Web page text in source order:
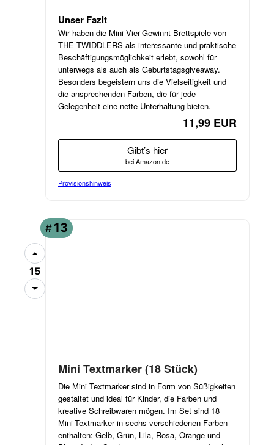
Unser Fazit
Wir haben die Mini Vier-Gewinnt-Brettspiele von
THE TWIDDLERS als interessante und praktische
Beschäftigungsmöglichkeit erlebt, sowohl für
unterwegs als auch als Geburtstagsgiveaway.
Besonders begeistern uns die Vielseitigkeit und
die ansprechenden Farben, die für jede
Gelegenheit eine nette Unterhaltung bieten.
11,99 EUR
Gibt’s hier
bei Amazon.de
Provisionshinweis
# 13
15
Mini Textmarker (18 Stück)
Die Mini Textmarker sind in Form von Süßigkeiten
gestaltet und ideal für Kinder, die Farben und
kreative Schreibwaren mögen. Im Set sind 18
Mini-Textmarker in sechs verschiedenen Farben
enthalten: Gelb, Grün, Lila, Rosa, Orange und